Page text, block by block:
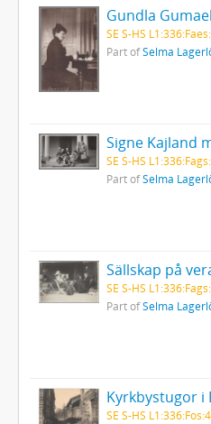
SE S-HS
Part ofSelma
SE S-HS
Part ofSelma
SE S-HS
Part ofSelma
Kyrkbystugor i
SE S-HS